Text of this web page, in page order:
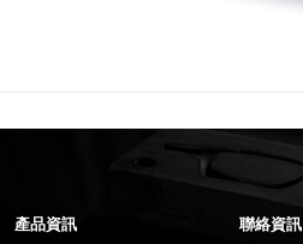
產品資訊 聯絡資訊